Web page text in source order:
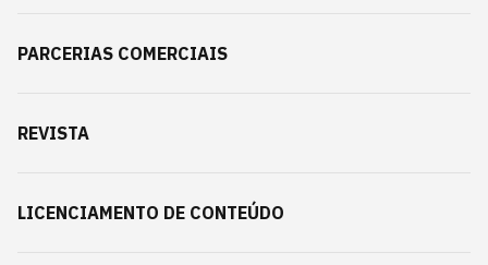
PARCERIAS COMERCIAIS
REVISTA
LICENCIAMENTO DE CONTEÚDO